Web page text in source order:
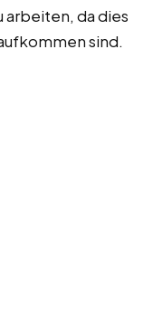
arbeiten, da dies
sind.